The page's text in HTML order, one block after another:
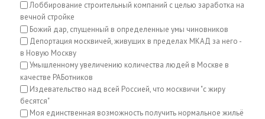
Лоббирование строительный компаний с целью заработка на
вечной стройке
Божий дар, спущенный в определенные умы чиновников
Депортация москвичей, живущих в пределах МКАД за него -
в Новую Москву
Умышленному увеличению количества людей в Москве в
качестве РАБотников
Издевательство над всей Россией, что москвичи "с жиру
бесятся"
Моя единственная возможность получить нормальное жильё